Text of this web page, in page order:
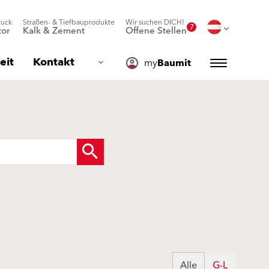
Straßen- & Tiefbauprodukte
Kalk & Zement
Wir suchen DICH!
Offene Stellen 7
Kontakt myBaumit
Alle G-L